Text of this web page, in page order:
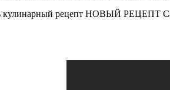
кулинарный рецепт НОВЫЙ РЕЦЕПТ